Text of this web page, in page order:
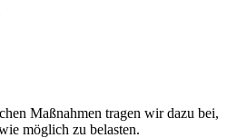
Maßnahmen tragen wir dazu bei,
möglich zu belasten.